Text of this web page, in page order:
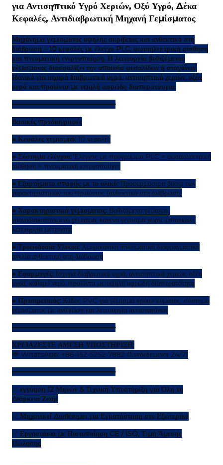
για Αντισηπτικό Υγρό Χεριών, Οξύ Υγρό, Δέκα
Κεφαλές, Αντιδιαβρωτική Μηχανή Γεμίσματος
Μηχάνημα γέμισματος υψηλής ακρίβειας και ανθεκτικό στη
διάβρωση – 10 κεφαλές με έλεγχο PLC, φωτοηλεκτρική αίσθηση
και πνευματική ενεργοποίηση. Η λειτουργία βυθιζόμενου
γέμισματος διασφαλίζει την απουσία φυσαλίδων ή σταγόνων.
Ιδανικό για ισχυρά διαβρωτικά υγρά, αντισηπτικά χεριών, οξέα
υγρά και προϊόντα με υψηλή αφρώδη διαπερατότητα.
━━━━━━━━━━━━━━━━━━━━━━━━━━
Βασικές προδιαγραφές
● Κεφάλες γεμισμού: 10 κεφαλές
● Σύστημα ελέγχου:Έλεγχος με πρόγραμμα PLC + φωτοηλεκτρική
αίσθηση + πνευματική ενεργοποίηση
● Εξαρτήματα επαφής με το υλικό: Προσαρμόσιμα βάσει των
χαρακτηριστικών του προϊόντος (ανθεκτικά στη διάβρωση)
● Χαρακτηριστικά γέμισματος: Βυθιζόμενο γέμισμα,
χρονοδιακοπτόμενο γέμισμα, κανένα γέμισμα χωρίς μπουκάλι,
λειτουργία μέτρησης
● Τροφοδοσία Υλικού: Αμερικανική πνευματική διαφραγματική
αντλία ανθεκτική στη διάβρωση
● Εφαρμογές: Ισχυρά διαβρωτικά υγρά, αντισηπτικά χεριών, οξέα
υγρά, καθαρό νερό, προϊόντα με υψηλή αφρώδη διαπερατότητα
● Προαιρετικός: Κάδος PVC για γέμισμα κρύου κύματος, σύστημα
γέμισματος με ανύψωση και λειτουργία αντισταγόνων
━━━━━━━━━━━━━━━━━━━━━━━━━━
ΧΡΕΙΑΖΕΣΤΕ ΑΜΕΣΗ ΥΠΟΣΤΗΡΙΞΗ;
💬 WhatsApp: +86-152-5252-7882 (Συνδεδεμένοι 24/7)
━━━━━━━━━━━━━━━━━━━━━━━━━━
✅ εγγύηση 12 Μηνών & Τεχνική Υποστήριξη για Όλη τη
Διάρκεια Ζωής
✅ Μηχανικοί Διαθέσιμοι για Εγκατάσταση στο Εξωτερικό
✅ Εργοστάσιο με Πιστοποίηση CE / ISO, Τιμή Άμεσης
Πώλησης